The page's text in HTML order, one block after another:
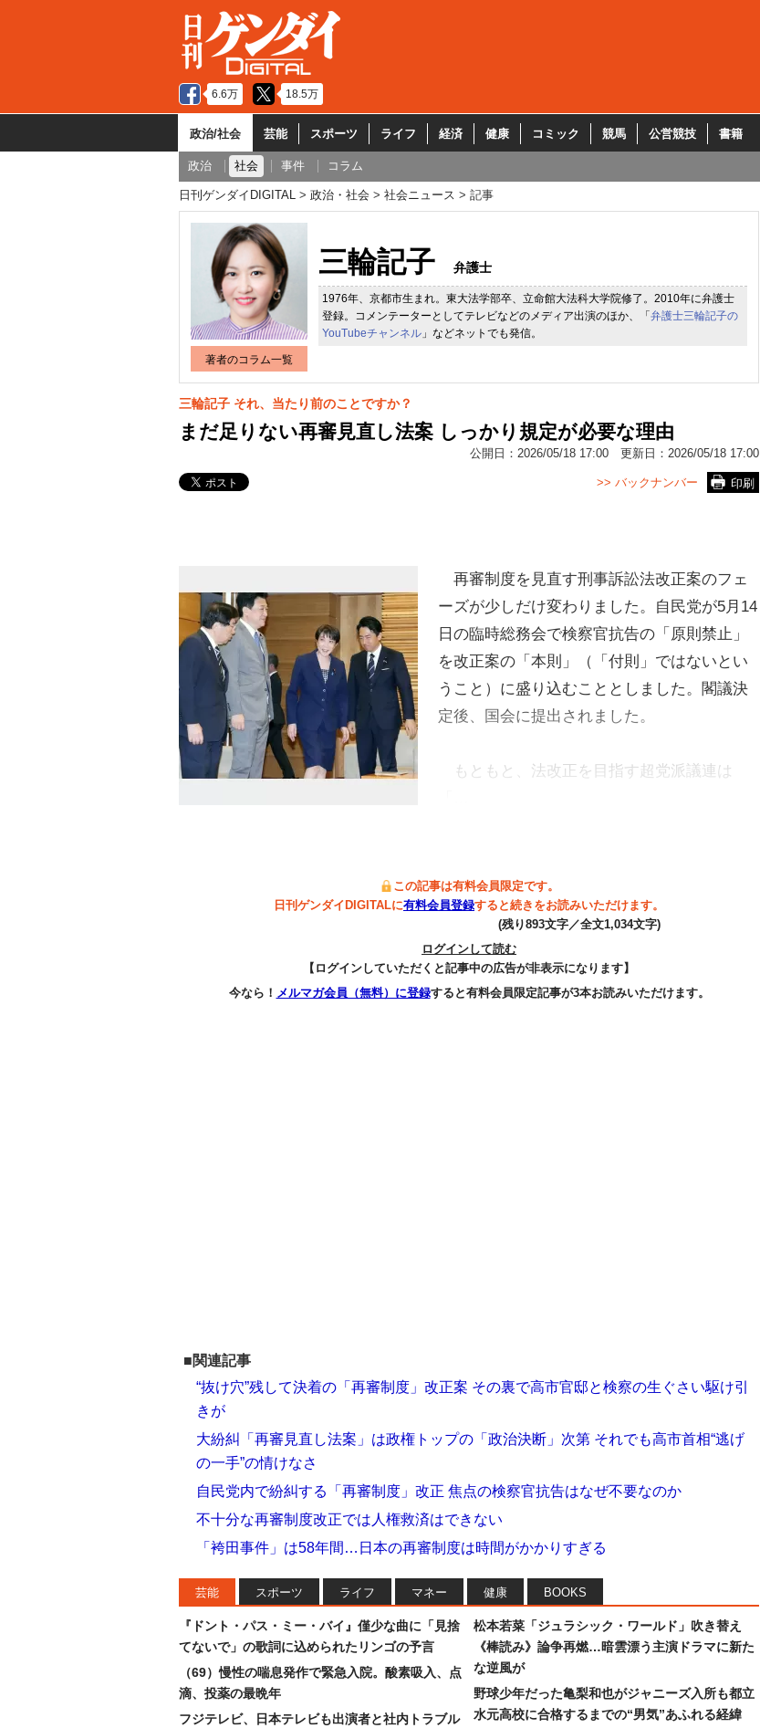
6.6万 18.5万
政治/社会 芸能 スポーツ ライフ 経済 健康 コミック 競馬 公営競技 書籍
政治 社会 事件 コラム
日刊ゲンダイDIGITAL 政治・社会 社会ニュース 記事
著者のコラム一覧
三輪記子 弁護士
1976年、京都市生まれ。東大法学部卒、立命館大法科大学院修了。2010年に弁護士
登録。コメンテーターとしてテレビなどのメディア出演のほか、「 弁護士三輪記子の
YouTubeチャンネル 」などネットでも発信。
三輪記子 それ、当たり前のことですか？
まだ足りない再審見直し法案 しっかり規定が必要な理由
公開日： 2026/05/18 17:00 更新日： 2026/05/18 17:00
印刷
>> バックナンバー
再審制度を見直す刑事訴訟法改正案のフェ
ーズが少しだけ変わりました。自民党が5月14
日の臨時総務会で検察官抗告の「原則禁止」
を改正案の「本則」（「付則」ではないとい
うこと）に盛り込むこととしました。閣議決
定後、国会に提出されました。
もともと、法改正を目指す超党派議連は
この記事は有料会員限定です。
日刊ゲンダイDIGITALに有料会員登録すると続きをお読みいただけます。
(残り893文字／全文1,034文字)
ログインして読む
【ログインしていただくと記事中の広告が非表示になります】
今なら！ メルマガ会員（無料）に登録すると有料会員限定記事が3本お読みいただけます。
■関連記事
“抜け穴”残して決着の「再審制度」改正案 その裏で高市官邸と検察の生ぐさい駆け引
きが
大紛糾「再審見直し法案」は政権トップの「政治決断」次第 それでも高市首相“逃げ
の一手”の情けなさ
自民党内で紛糾する「再審制度」改正 焦点の検察官抗告はなぜ不要なのか
不十分な再審制度改正では人権救済はできない
「袴田事件」は58年間…日本の再審制度は時間がかかりすぎる
芸能 スポーツ ライフ マネー 健康 BOOKS
『ドント・パス・ミー・バイ』僅少な曲に「見捨
てないで」の歌詞に込められたリンゴの予言
（69）慢性の喘息発作で緊急入院。酸素吸入、点
滴、投薬の最晩年
フジテレビ、日本テレビも出演者と社内トラブル
松本若菜「ジュラシック・ワールド」吹き替え
《棒読み》論争再燃…暗雲漂う主演ドラマに新た
な逆風が
野球少年だった亀梨和也がジャニーズ入所も都立
水元高校に合格するまでの“男気”あふれる経緯